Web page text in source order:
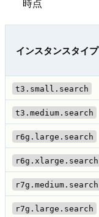
インスタンスタイプ
t3.small.search
t3.medium.search
r6g.large.search
r6g.xlarge.search
r7g.medium.search
r7g.large.search